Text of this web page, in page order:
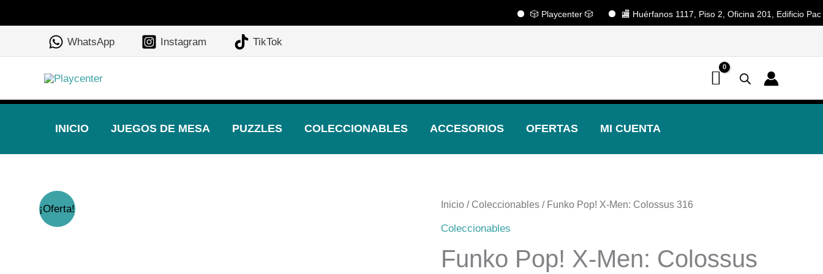
🎲 Playcenter 🎲 🏬 Huérfanos 1117, Piso 2, Oficina 201, Edificio
al
WhatsApp Instagram TikTok
INICIO JUEGOS DE MESA PUZZLES COLECCIONABLES ACCESORIOS OFERTAS MI CUENTA
¡Oferta! Inicio / Coleccionables / Funko Pop! X-Men: Colossus 316
Coleccionables
Funko Pop! X-Men: Colossus
El
original
El
actual
📢 ¡OFERTAS! 🔥